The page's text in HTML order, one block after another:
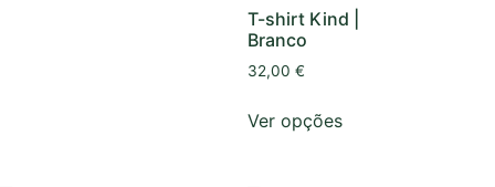
T-shirt Kind |
Branco
32,00 €
Ver opções